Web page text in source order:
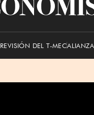
El
REVISIÓN DEL T-MEC